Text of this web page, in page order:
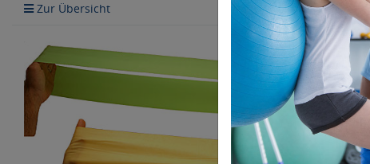
Zur Übersicht Artikel zurück